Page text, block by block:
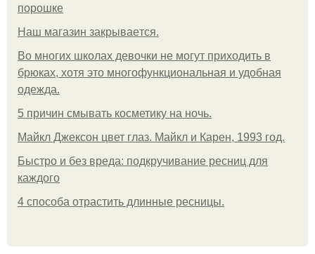
порошке
Нaш магaзин зaкрывaeтся.
Во многих школах девочки не могут приходить в
брюках, хотя это многофункциональная и удобная
одежда.
5 причин смывать косметику на ночь.
Майкл Джексон цвет глаз. Майкл и Карен, 1993 год.
Быстро и без вреда: подкручивание ресниц для
каждого
4 способа отрастить длинные ресницы.